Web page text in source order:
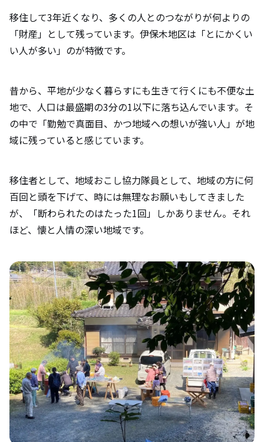
移住して3年近くなり、多くの人とのつながりが何よりの
「財産」として残っています。伊保木地区は「とにかくい
い人が多い」のが特徴です。
昔から、平地が少なく暮らすにも生きて行くにも不便な土
地で、人口は最盛期の3分の1以下に落ち込んでいます。そ
の中で「勤勉で真面目、かつ地域への想いが強い人」が地
域に残っていると感じています。
移住者として、地域おこし協力隊員として、地域の方に何
百回と頭を下げて、時には無理なお願いもしてきました
が、「断わられたのはたった1回」しかありません。それ
ほど、懐と人情の深い地域です。